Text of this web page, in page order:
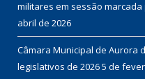
militares em sessão
abril de 2026
Câmara Municipal de Aurora
legislativos de 20265 de